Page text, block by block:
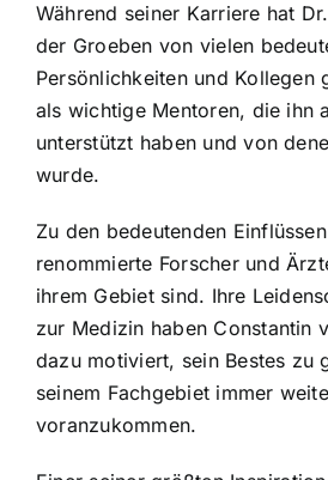
Während seiner Karriere hat
der Groeben von vielen
Persönlichkeiten und Kollegen
als wichtige Mentoren, die ihn
unterstützt haben und von
wurde.
Zu den bedeutenden
renommierte Forscher und
ihrem Gebiet sind. Ihre
zur Medizin haben Constantin
dazu motiviert, sein Bestes zu
seinem Fachgebiet immer
voranzukommen.